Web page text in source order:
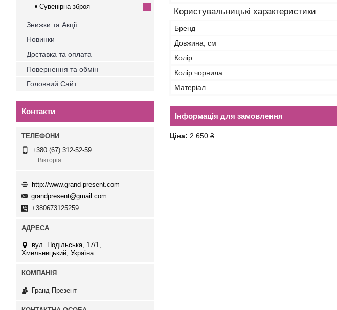
Користувальницькі характеристики
Бренд
Довжина, см
Колір
Колір чорнила
Матеріал
Інформація для замовлення
Ціна: 2 650 ₴
Сувенірна зброя
Знижки та Акції
Новинки
Доставка та оплата
Повернення та обмін
Головний Сайт
Контакти
+380 (67) 312-52-59
Вікторія
http://www.grand-present.com
grandpresent@gmail.com
+380673125259
вул. Подільська, 17/1,
Хмельницький, Україна
Гранд Презент